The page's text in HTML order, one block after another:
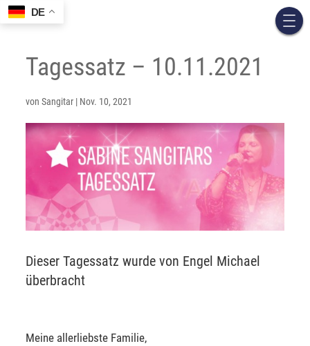
Tagessatz – 10.11.2021
vonSangitar | Nov. 10, 2021
Dieser Tagessatz wurde von Engel Michael
überbracht
Meine allerliebste Familie,
DE